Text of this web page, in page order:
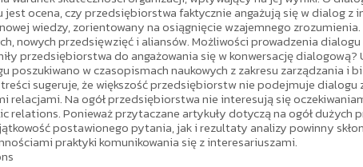
ocena, czy przedsiębiorstwa faktycznie angażują się w dialog z
wiedzy, zorientowany na osiągnięcie wzajemnego
nowych przedsięwzięć i aliansów. Możliwości prowadzenia
przedsiębiorstwa do angażowania się w konwersację
w czasopismach naukowych z zakresu zarządzania i
sugeruje, że większość przedsiębiorstw nie podejmuje dialogu
relacjami. Na ogół przedsiębiorstwa nie interesują się
Ponieważ przytaczane artykuły dotyczą na ogół dużych
postawionego pytania, jak i rezultaty analizy powinny
praktyki komunikowania się z interesariuszami.